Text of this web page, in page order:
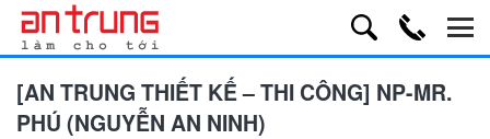
[AN TRUNG THIẾT KẾ – THI CÔNG] NP-MR.
PHÚ (NGUYỄN AN NINH)